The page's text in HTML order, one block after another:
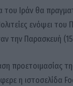
του Ιράν θα
ενόψει
την Παρασκευή
προετοιμασίας
η ιστοσελίδα